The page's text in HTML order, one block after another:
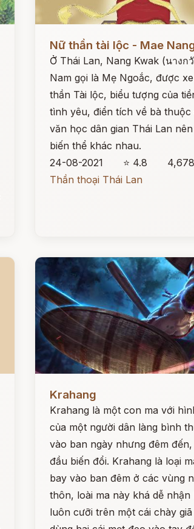
Nữ thần tài lộc - Mae
Ở Thái Lan, Nang Kwak (นางก
Nam gọi là Mẹ Ngoắc, được
thần Tài lộc, biểu tượng của
tình yêu, điển tích về bà thuộc
văn học dân gian Thái Lan
biến thể khác nhau.
24-08-2021
⭐ 4.8
Thần thoại Thái Lan
Krahang
Krahang là một con ma với
của một người dân làng bình
vào ban ngày nhưng đêm
đầu biến đổi. Krahang là loại
bay vào ban đêm ở các vùng
thôn, loài ma này khá dễ nhận
luôn cưỡi trên một cái chày